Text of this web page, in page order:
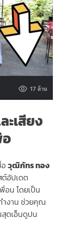
ะเสียง
วุฒิภัทร ทอง
อัปเดต
อน โดยเป็น
ำงาน ช่วยคุณ
ดเอ็นดูปน